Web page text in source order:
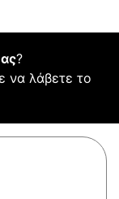
?
να λάβετε το